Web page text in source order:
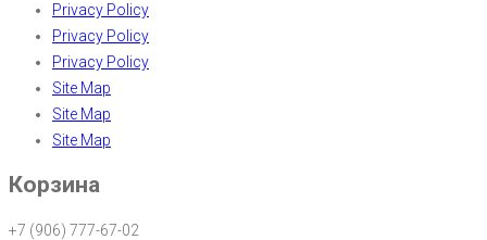
Privacy Policy
Privacy Policy
Privacy Policy
Site Map
Site Map
Site Map
Корзина
+7 (906) 777-67-02